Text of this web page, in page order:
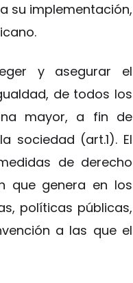
su implementación,
y asegurar el
de todos los
mayor, a fin de
sociedad (art.1). El
de derecho
que genera en los
políticas públicas,
a las que el